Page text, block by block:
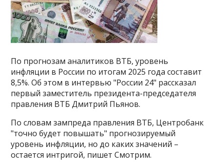
По прогнозам аналитиков ВТБ, уровень
инфляции в России по итогам 2025 года составит
8,5%. Об этом в интервью "России 24" рассказал
первый заместитель президента-председателя
правления ВТБ Дмитрий Пьянов.
По словам зампреда правления ВТБ, Центробанк
"точно будет повышать" прогнозируемый
уровень инфляции, но до каких значений –
остается интригой, пишет Смотрим.